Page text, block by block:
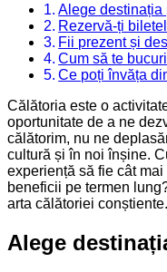
Alege destinația
Rezervă-ți
Fii prezent și
Cum să te
Ce poți învăța
Călătoria este o
oportunitate de a ne
călătorim, nu ne
cultură și în noi înșine.
experiență să fie cât
beneficii pe termen
arta călătoriei conștiente.
Alege